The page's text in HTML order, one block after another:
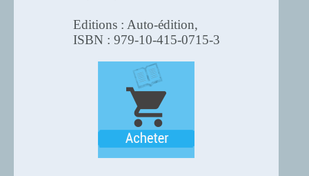
Editions : Auto-édition,
ISBN : 979-10-415-0715-3